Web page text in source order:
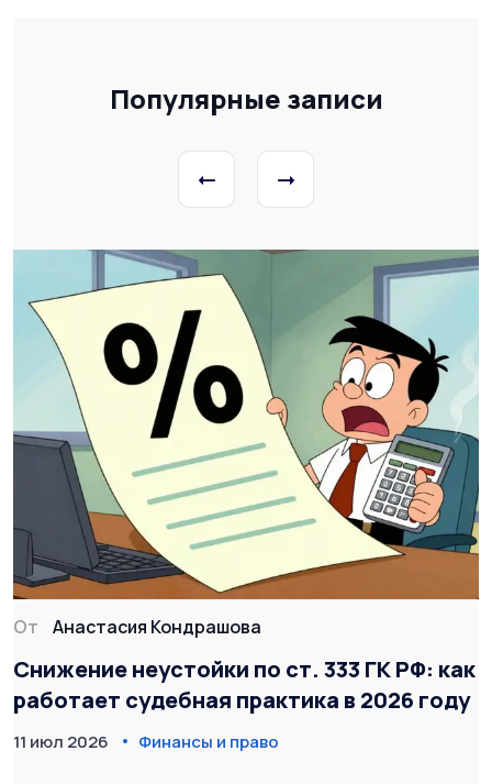
Популярные записи
От Анастасия Кондрашова
Снижение неустойки по ст. 333 ГК РФ: как
работает судебная практика в 2026 году
11 июл 2026 Финансы и право